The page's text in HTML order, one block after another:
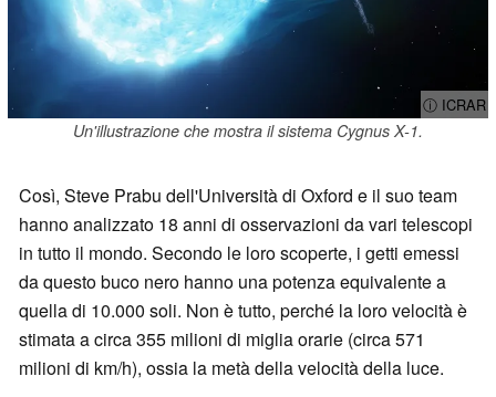
ⓘ ICRAR
Un'illustrazione che mostra il sistema Cygnus X-1.
Così, Steve Prabu dell'Università di Oxford e il suo team
hanno analizzato 18 anni di osservazioni da vari telescopi
in tutto il mondo. Secondo le loro scoperte, i getti emessi
da questo buco nero hanno una potenza equivalente a
quella di 10.000 soli. Non è tutto, perché la loro velocità è
stimata a circa 355 milioni di miglia orarie (circa 571
milioni di km/h), ossia la metà della velocità della luce.